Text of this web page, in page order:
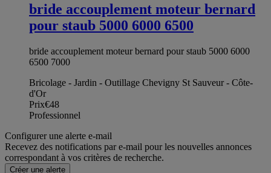
bride accouplement moteur bernard
pour staub 5000 6000 6500
bride accouplement moteur bernard pour staub 5000 6000
6500 7000
Bricolage - Jardin - Outillage Chevigny St Sauveur - Côte-
d'Or
Prix€48
Professionnel
Configurer une alerte e-mail
Recevez des notifications par e-mail pour les nouvelles annonces
correspondant à vos critères de recherche.
Créer une alerte